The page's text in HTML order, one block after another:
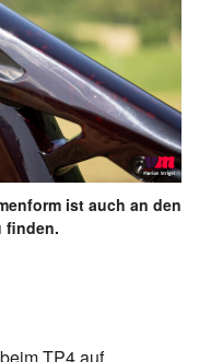
ist auch an den
finden.
TP4 auf